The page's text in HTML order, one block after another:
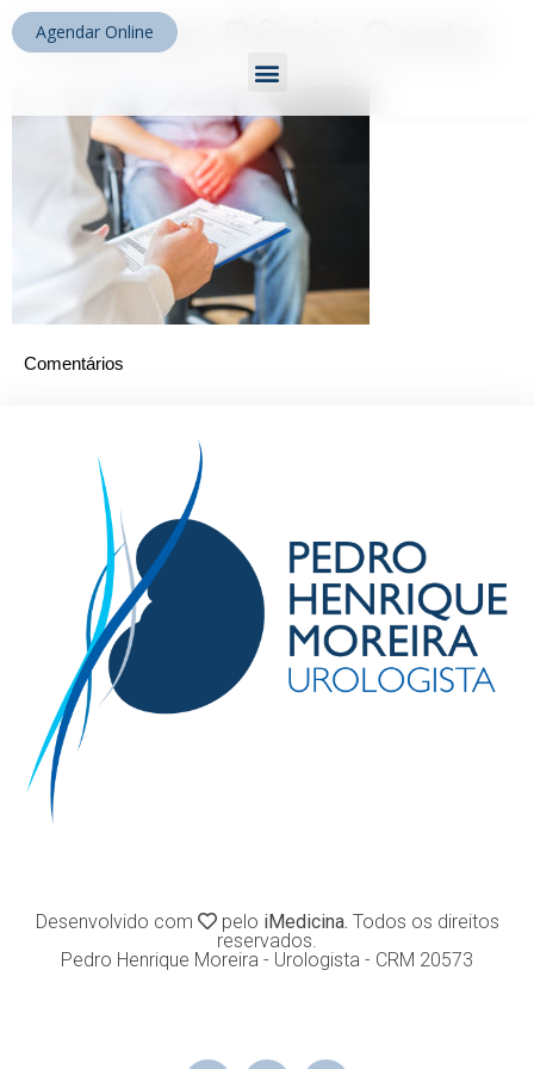
Agendar Online
Freio do Pênis Curto
Comentários
Desenvolvido com pelo iMedicina. Todos os direitos
reservados.
Pedro Henrique Moreira - Urologista - CRM 20573